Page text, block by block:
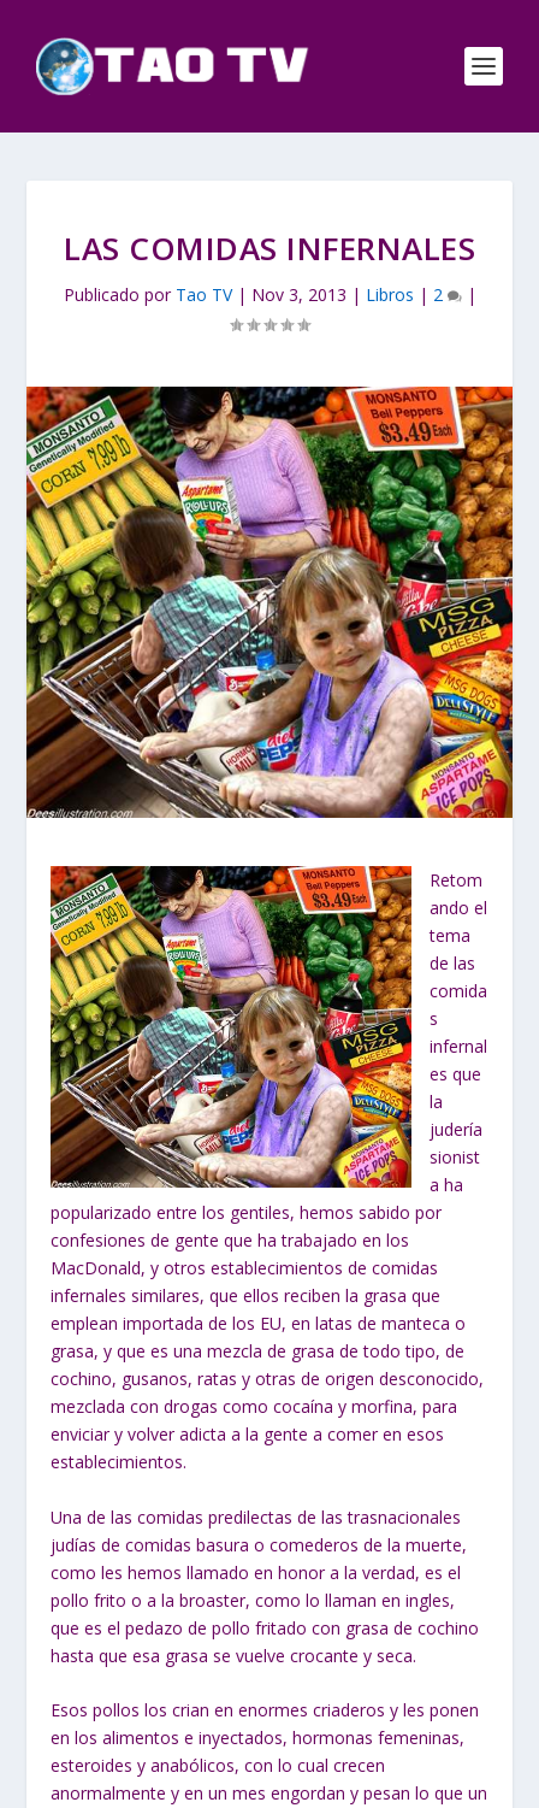
LAS COMIDAS INFERNALES
Publicado por Tao TV| Nov 3, 2013 | Libros | 2 |
Retom
ando el
tema
de las
comida
s
infernal
es que
la
judería
sionist
a ha
popularizado entre los gentiles, hemos sabido por
confesiones de gente que ha trabajado en los
MacDonald, y otros establecimientos de comidas
infernales similares, que ellos reciben la grasa que
emplean importada de los EU, en latas de manteca o
grasa, y que es una mezcla de grasa de todo tipo, de
cochino, gusanos, ratas y otras de origen desconocido,
mezclada con drogas como cocaína y morfina, para
enviciar y volver adicta a la gente a comer en esos
establecimientos.
Una de las comidas predilectas de las trasnacionales
judías de comidas basura o comederos de la muerte,
como les hemos llamado en honor a la verdad, es el
pollo frito o a la broaster, como lo llaman en ingles,
que es el pedazo de pollo fritado con grasa de cochino
hasta que esa grasa se vuelve crocante y seca.
Esos pollos los crian en enormes criaderos y les ponen
en los alimentos e inyectados, hormonas femeninas,
esteroides y anabólicos, con lo cual crecen
anormalmente y en un mes engordan y pesan lo que un